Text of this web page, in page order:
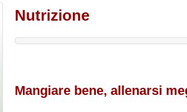
Nutrizione
Mangiare bene, allenarsi